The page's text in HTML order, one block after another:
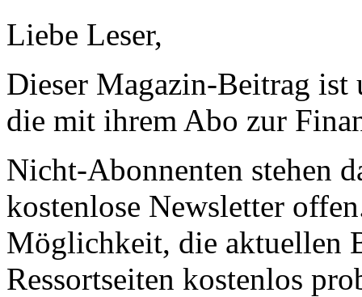
Liebe Leser,
Dieser Magazin-Beitrag ist
die mit ihrem Abo zur
Nicht-Abonnenten stehen
kostenlose Newsletter
Möglichkeit, die aktuellen
Ressortseiten kostenlos